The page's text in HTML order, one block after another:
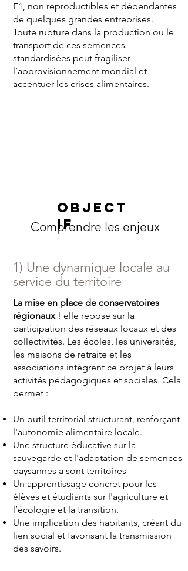
F1, non reproductibles et dépendantes
de quelques grandes entreprises.
Toute rupture dans la production ou le
transport de ces semences
standardisées peut fragiliser
l’approvisionnement mondial et
accentuer les crises alimentaires.
Object
if
Comprendre les enjeux
1) Une dynamique locale au
service du territoire
La mise en place de conservatoires
régionaux! elle repose sur la
participation des réseaux locaux et des
collectivités. Les écoles, les universités,
les maisons de retraite et les
associations intègrent ce projet à leurs
activités pédagogiques et sociales. Cela
permet :
Un outil territorial structurant, renforçant
l'autonomie alimentaire locale.
Une structure éducative sur la
sauvegarde et l'adaptation de semences
paysannes a sont territoires
Un apprentissage concret pour les
élèves et étudiants sur l'agriculture et
l’écologie et la transition.
Une implication des habitants, créant du
lien social et favorisant la transmission
des savoirs.